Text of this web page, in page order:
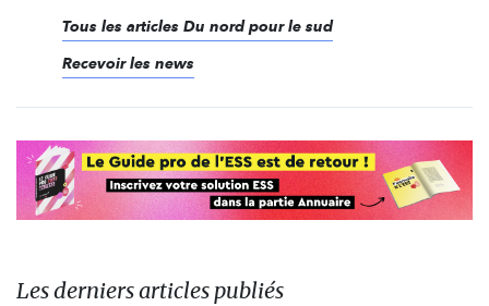
Tous les articles Du nord pour le sud
Recevoir les news
Les derniers articles publiés